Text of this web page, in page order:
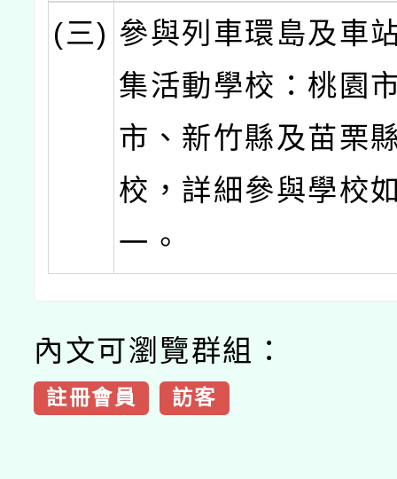
(三) 參與列車環島及車
集活動學校：桃園
市、新竹縣及苗栗
校，詳細參與學校
一。
內文可瀏覽群組：
註冊會員 訪客